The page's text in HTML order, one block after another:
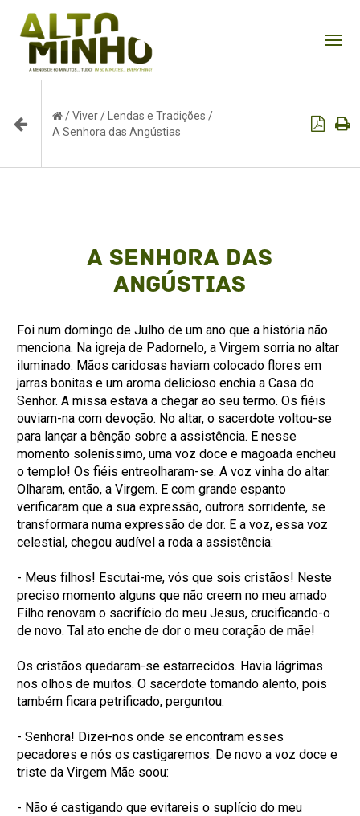
/Viver/ Lendas e Tradições /
A Senhora das Angústias
A Senhora das
Angústias
Foi num domingo de Julho de um ano que a história não
menciona. Na igreja de Padornelo, a Virgem sorria no altar
iluminado. Mãos caridosas haviam colocado flores em
jarras bonitas e um aroma delicioso enchia a Casa do
Senhor. A missa estava a chegar ao seu termo. Os fiéis
ouviam-na com devoção. No altar, o sacerdote voltou-se
para lançar a bênção sobre a assistência. E nesse
momento soleníssimo, uma voz doce e magoada encheu
o templo! Os fiéis entreolharam-se. A voz vinha do altar.
Olharam, então, a Virgem. E com grande espanto
verificaram que a sua expressão, outrora sorridente, se
transformara numa expressão de dor. E a voz, essa voz
celestial, chegou audível a roda a assistência:
- Meus filhos! Escutai-me, vós que sois cristãos! Neste
preciso momento alguns que não creem no meu amado
Filho renovam o sacrifício do meu Jesus, crucificando-o
de novo. Tal ato enche de dor o meu coração de mãe!
Os cristãos quedaram-se estarrecidos. Havia lágrimas
nos olhos de muitos. O sacerdote tomando alento, pois
também ficara petrificado, perguntou:
- Senhora! Dizei-nos onde se encontram esses
pecadores e nós os castigaremos. De novo a voz doce e
triste da Virgem Mãe soou:
- Não é castigando que evitareis o suplício do meu